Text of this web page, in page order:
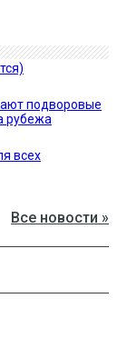
подворовые
рубежа
всех
Все новости »